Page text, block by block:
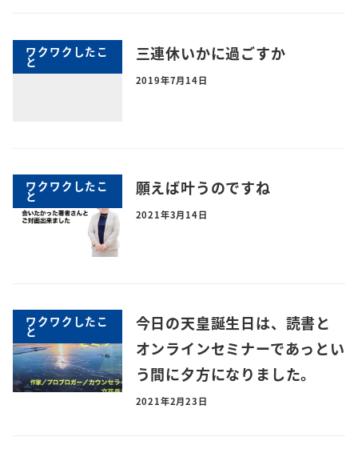
ワクワクしたこ
と 三連休いかに過ごすか
2019年7月14日
ワクワクしたこ
と 願えば叶うのですね
2021年3月14日
ワクワクしたこ
と
今日の天皇誕生日は、読書と
オンラインセミナーであっとい
う間に夕方になりました。
2021年2月23日